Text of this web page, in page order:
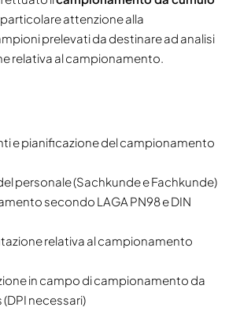
attenzione alla
prelevati da destinare ad analisi
relativa al campionamento.
e pianificazione del campionamento
personale (Sachkunde e Fachkunde)
secondo LAGA PN98 e DIN
relativa al campionamento
in campo di campionamento da
necessari)